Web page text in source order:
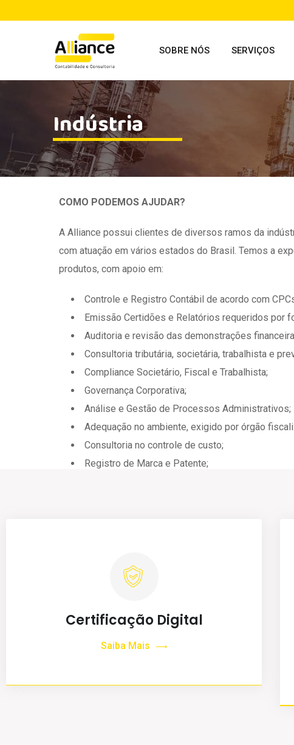
SOBRE NÓS SERVIÇOS
Indústria
COMO PODEMOS AJUDAR?
A Alliance possui clientes de diversos ramos da
com atuação em vários estados do Brasil. Temos a
produtos, com apoio em:
Controle e Registro Contábil de acordo com
Emissão Certidões e Relatórios requeridos por
Auditoria e revisão das demonstrações
Consultoria tributária, societária, trabalhista e
Compliance Societário, Fiscal e Trabalhista;
Governança Corporativa;
Análise e Gestão de Processos Administrativos;
Adequação no ambiente, exigido por órgão
Consultoria no controle de custo;
Registro de Marca e Patente;
Certificação Digital
Saiba Mais